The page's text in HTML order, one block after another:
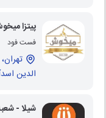
پیتزا
فست فود
الدین
شیلا -